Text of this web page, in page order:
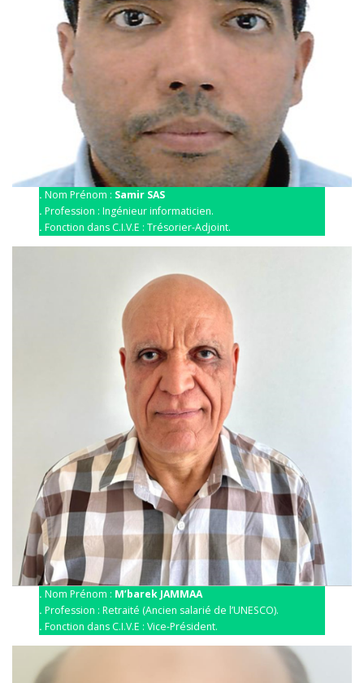
.Nom Prénom : Samir SAS
. Profession : Ingénieur informaticien.
.Fonction dans C.I.V.E : Trésorier-Adjoint.
. Nom Prénom : M’barek JAMMAA
. Profession : Retraité (Ancien salarié de l’UNESCO).
.Fonction dans C.I.V.E : Vice-Président.